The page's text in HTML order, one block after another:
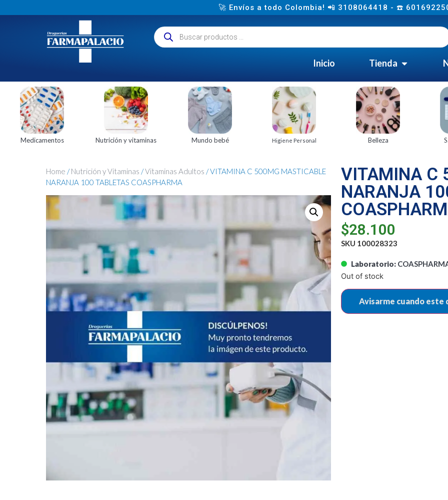
🚀 Envíos a todo Colombia! 📲 3108064418 - ☎️
Inicio Tienda
Medicamentos Nutrición y vitaminas Mundo bebé Higiene Personal Belleza
Home /Nutrición y Vitaminas /Vitaminas Adultos / VITAMINA C 500MG MASTICABLE
NARANJA 100 TABLETAS COASPHARMA
VITAMINA C
NARANJA
$28.100
SKU 100028323
Laboratorio:
Out of stock